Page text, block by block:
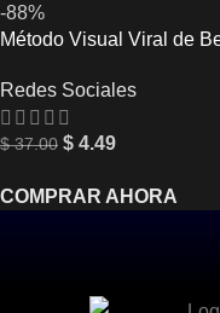
-88%
Método Visual Viral de
Redes Sociales
$37.00 $ 4.49
COMPRAR AHORA